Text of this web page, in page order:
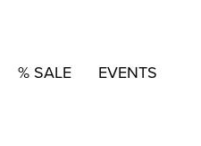
% SALE EVENTS